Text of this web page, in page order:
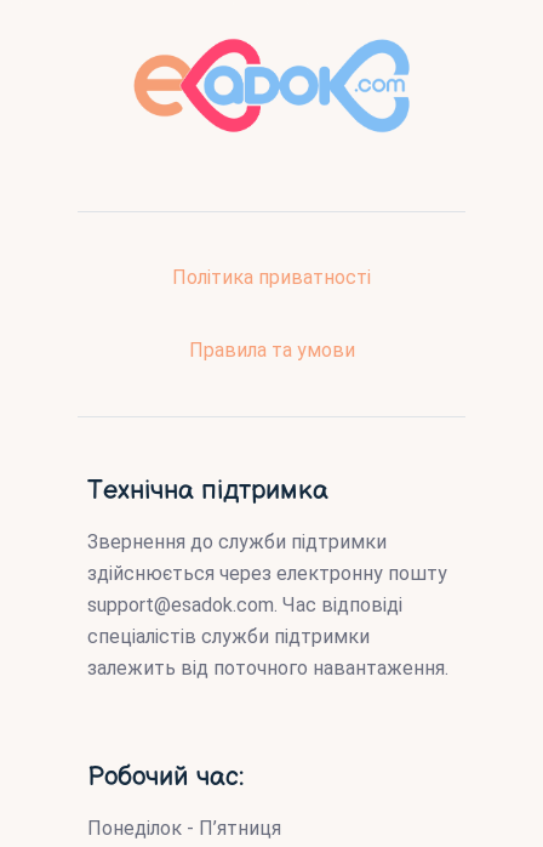
Політика приватності
Правила та умови
Технічна підтримка
Звернення до служби підтримки
здійснюється через електронну пошту
support@esadok.com. Час відповіді
спеціалістів служби підтримки
залежить від поточного навантаження.
Робочий час:
Понеділок - П’ятниця